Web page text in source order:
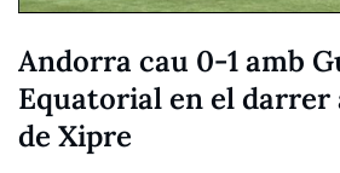
Andorra cau 0-1 amb
Equatorial en el darrer
de Xipre